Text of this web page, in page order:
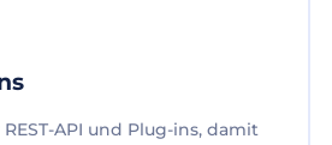
API und Plug-ins, damit